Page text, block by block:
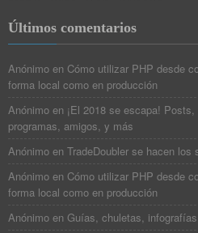
Últimos comentarios
Anónimo en Cómo utilizar PHP desde
forma local como en producción
Anónimo en ¡El 2018 se escapa!
programas, amigos, y más
Anónimo en TradeDoubler se hacen los
Anónimo en Cómo utilizar PHP desde
forma local como en producción
Anónimo en Guías, chuletas,